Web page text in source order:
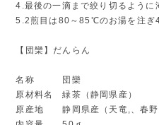
4.最後の一滴まで絞り切るように
5.2煎目は80～85℃のお湯を注ぎ
【団欒】だんらん
名称 団欒
原材料名 緑茶（静岡県産）
原産地 静岡県産（天竜,、春野